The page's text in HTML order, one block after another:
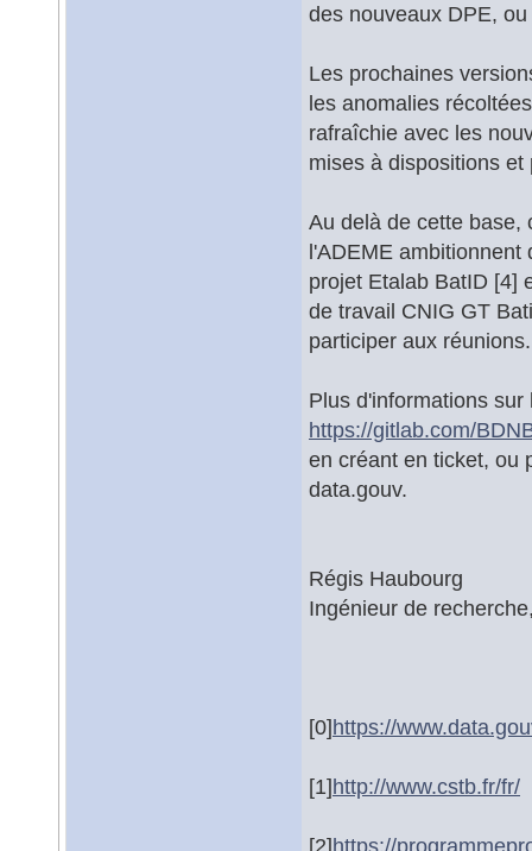
des nouveaux DPE,
Les prochaines
les anomalies
rafraîchie avec les
mises à dispositions
Au delà de cette base,
l'ADEME
projet Etalab BatID [4]
de travail CNIG GT
participer aux réunions.
Plus d'informations
https://gitlab.com/
en créant en ticket, ou
data.gouv.
Régis Haubourg
Ingénieur de
[0]https://
[1]http://www.cstb.fr/fr/
[2]https://